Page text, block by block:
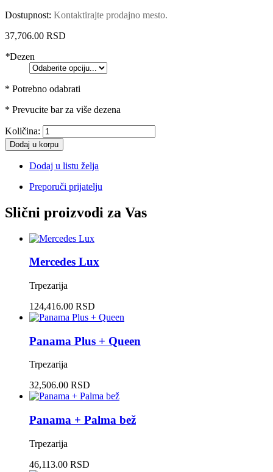
Dostupnost: Kontaktirajte prodajno mesto.
37,706.00 RSD
*Dezen
* Potrebno odabrati
* Prevucite bar za više dezena
Količina:
Dodaj u korpu
Dodaj u listu želja
Preporuči prijatelju
Slični proizvodi za Vas
Mercedes Lux
Trpezarija
124,416.00 RSD
Panama Plus + Queen
Trpezarija
32,506.00 RSD
Panama + Palma bež
Trpezarija
46,113.00 RSD